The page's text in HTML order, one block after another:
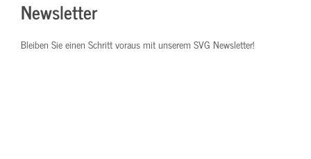
Newsletter
Bleiben Sie einen Schritt voraus mit unserem SVG Newsletter!